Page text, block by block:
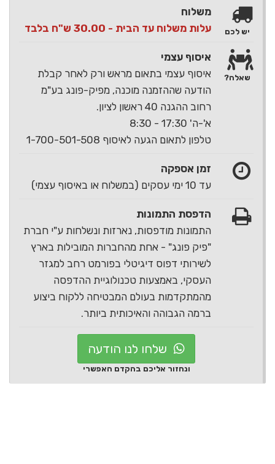
משלוח
עלות משלוח עד הבית - 30.00 ש"ח בלבד
איסוף עצמי
איסוף עצמי בתאום מראש ורק לאחר קבלת
הודעה שההזמנה מוכנה, מפיק-פונג בע"מ
רחוב ההגנה 40 ראשון לציון.
א'-ה' 17:30 - 8:30
טלפון לתאום הגעה לאיסוף 1-700-501-508
זמן אספקה
עד 10 ימי עסקים (במשלוח או באיסוף עצמי)
הדפסת התמונות
התמונות מודפסות, נארזות ונשלחות ע"י חברת
"פיק פונג" - אחת מהחברות המובילות בארץ
לשירותי דפוס דיגיטלי בפורמט רחב למגזר
העסקי, באמצעות טכנולוגיית ההדפסה
מהמתקדמות בעולם המבטיחה ללקוח ביצוע
ברמה הגבוהה והאיכותית ביותר.
יש לכם
שאלה?
שלחו לנו הודעה
ונחזור אליכם בהקדם האפשרי